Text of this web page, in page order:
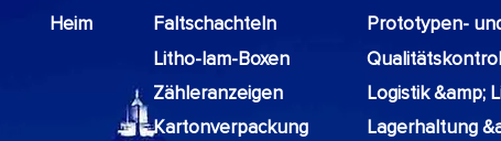
Heim
Faltschachteln
Litho-lam-Boxen
Zähleranzeigen
Kartonverpackung
Prototypen-
Logistik &amp;
Lagerhaltung